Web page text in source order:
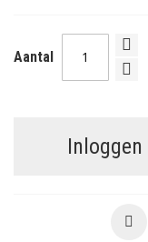
Aantal
Inloggen